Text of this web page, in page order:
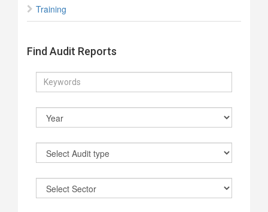
Training
Find Audit Reports